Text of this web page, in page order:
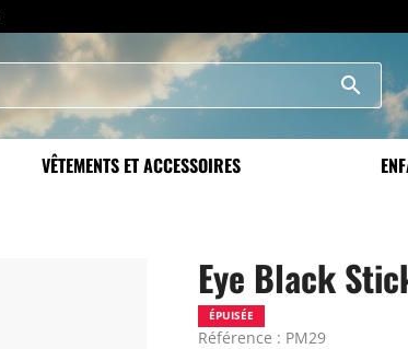
search
VÊTEMENTS ET ACCESSOIRES
Eye Black
Référence : PM29
ÉPUISÉE